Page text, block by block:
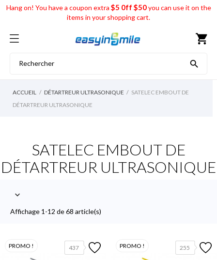
Hang on! You have a coupon extra $5 0ff $50you can use it on the
items in your shopping cart.
shopping_cart

ACCUEIL DÉTARTREUR ULTRASONIQUE
SATELEC EMBOUT DE
DÉTARTREUR ULTRASONIQUE
SATELEC EMBOUT DE
DÉTARTREUR ULTRASONIQUE

Affichage 1-12 de 68 article(s)
437
PROMO ! 255
PROMO !